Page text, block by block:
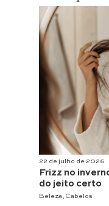
22 de julho de 2026
Frizz no
do jeito certo
Beleza , Cabelos